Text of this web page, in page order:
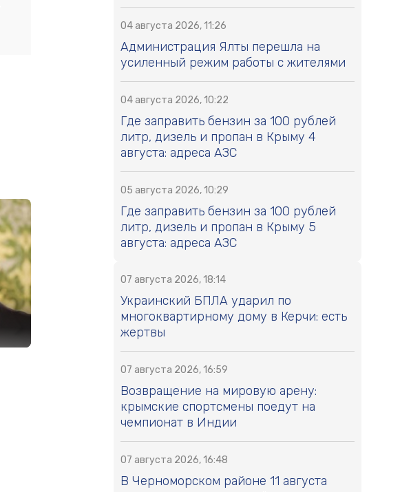
04 августа 2026, 11:26
Администрация Ялты перешла на
усиленный режим работы с жителями
04 августа 2026, 10:22
Где заправить бензин за 100 рублей
литр, дизель и пропан в Крыму 4
августа: адреса АЗС
05 августа 2026, 10:29
Где заправить бензин за 100 рублей
литр, дизель и пропан в Крыму 5
августа: адреса АЗС
07 августа 2026, 18:14
Украинский БПЛА ударил по
многоквартирному дому в Керчи: есть
жертвы
07 августа 2026, 16:59
Возвращение на мировую арену:
крымские спортсмены поедут на
чемпионат в Индии
07 августа 2026, 16:48
В Черноморском районе 11 августа